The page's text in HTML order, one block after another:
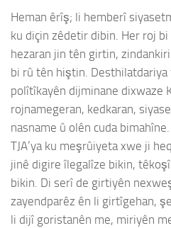
Heman êrîş; li hemberî
ku diçin zêdetir dibin. Her roj
hezaran jin tên girtin,
bi rû tên hiştin.
polîtîkayên dijminane dixwaze
rojnamegeran, kedkaran,
nasname û olên cuda
TJA’ya ku meşrûiyeta xwe ji
jinê digire îlegalîze bikin,
bikin. Di serî de girtiyên
zayendparêz ên li girtîgehan,
li dijî goristanên me, miriyên